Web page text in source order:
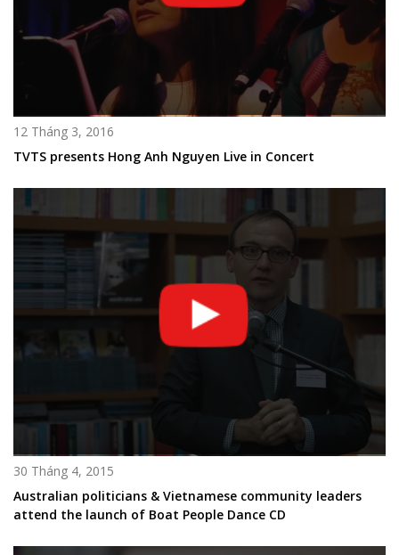
12 Tháng 3, 2016
TVTS presents Hong Anh Nguyen Live in Concert
30 Tháng 4, 2015
Australian politicians & Vietnamese community leaders
attend the launch of Boat People Dance CD